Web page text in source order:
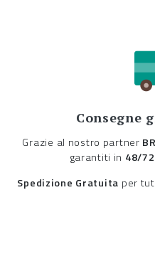
Consegne
Grazie al nostro partner
garantiti in 48/
Spedizione Gratuita per